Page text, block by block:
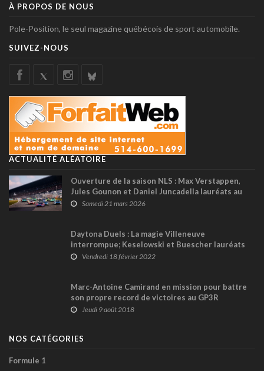
À PROPOS DE NOUS
Pole-Position, le seul magazine québécois de sport automobile.
SUIVEZ-NOUS
ACTUALITÉ ALÉATOIRE
Ouverture de la saison NLS : Max Verstappen,
Jules Gounon et Daniel Juncadella lauréats au
Nürburgring
Samedi 21 mars 2026
Daytona Duels : La magie Villeneuve
interrompue; Keselowski et Buescher lauréats
des deux manches
Vendredi 18 février 2022
Marc-Antoine Camirand en mission pour battre
son propre record de victoires au GP3R
Jeudi 9 août 2018
NOS CATÉGORIES
Formule 1